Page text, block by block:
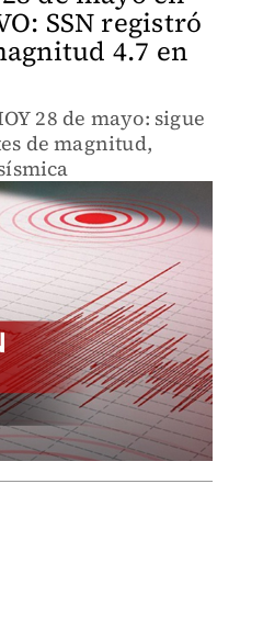
SSN registró
4.7 en
28 de mayo: sigue
de magnitud,